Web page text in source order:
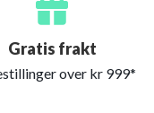
Gratis frakt
over kr 999*